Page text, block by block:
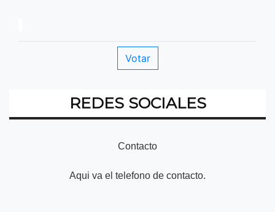
REDES SOCIALES
Contacto
Aqui va el telefono de contacto.